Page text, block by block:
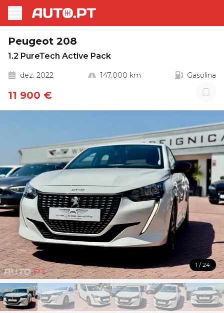
Peugeot 208
1.2 PureTech Active Pack
dez. 2022 147.000 km Gasolina
11 900 €
1 / 24